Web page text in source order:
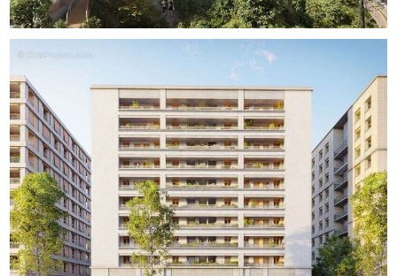
Martine LAPIERRE Entrepreneur Individuel [Coordonnées
masquées] - Réf.304121